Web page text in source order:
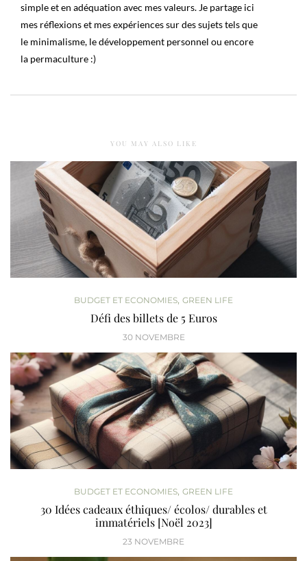
simple et en adéquation avec mes valeurs. Je partage ici
mes réflexions et mes expériences sur des sujets tels que
le minimalisme, le développement personnel ou encore
la permaculture :)
YOU MAY ALSO LIKE
BUDGET ET ECONOMIES, GREEN LIFE
Défi des billets de 5 Euros
30 NOVEMBRE
BUDGET ET ECONOMIES, GREEN LIFE
30 Idées cadeaux éthiques/ écolos/ durables et
immatériels [Noël 2023]
23 NOVEMBRE